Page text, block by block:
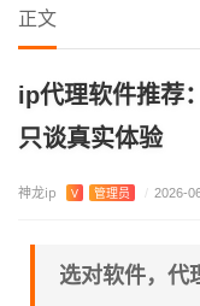
正文
ip代理软件推荐
只谈真实体验
神龙ip V 管理员 / 2026-
选对软件，代